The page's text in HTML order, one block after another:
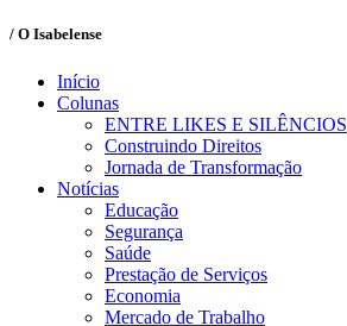
/ O Isabelense
Início
Colunas
ENTRE LIKES E SILÊNCIOS
Construindo Direitos
Jornada de Transformação
Notícias
Educação
Segurança
Saúde
Prestação de Serviços
Economia
Mercado de Trabalho